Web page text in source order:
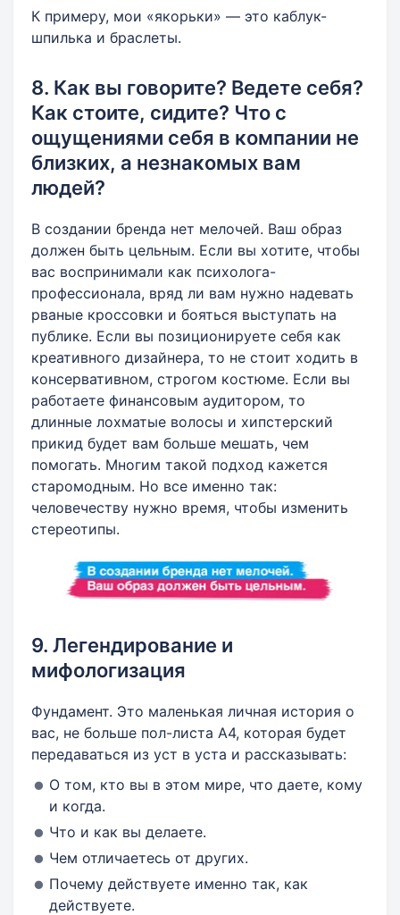
К примеру, мои «якорьки» — это каблук-
шпилька и браслеты.
8. Как вы говорите? Ведете себя?
Как стоите, сидите? Что с
ощущениями себя в компании не
близких, а незнакомых вам
людей?
В создании бренда нет мелочей. Ваш образ
должен быть цельным. Если вы хотите, чтобы
вас воспринимали как психолога-
профессионала, вряд ли вам нужно надевать
рваные кроссовки и бояться выступать на
публике. Если вы позиционируете себя как
креативного дизайнера, то не стоит ходить в
консервативном, строгом костюме. Если вы
работаете финансовым аудитором, то
длинные лохматые волосы и хипстерский
прикид будет вам больше мешать, чем
помогать. Многим такой подход кажется
старомодным. Но все именно так:
человечеству нужно время, чтобы изменить
стереотипы.
9. Легендирование и
мифологизация
Фундамент. Это маленькая личная история о
вас, не больше пол-листа А4, которая будет
передаваться из уст в уста и рассказывать:
О том, кто вы в этом мире, что даете, кому
и когда.
Что и как вы делаете.
Чем отличаетесь от других.
Почему действуете именно так, как
действуете.